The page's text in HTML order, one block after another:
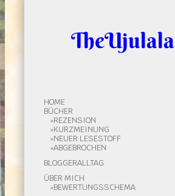
TheUjulala
HOME
BÜCHER
REZENSION
KURZMEINUNG
NEUER LESESTOFF
ABGEBROCHEN
BLOGGERALLTAG
ÜBER MICH
BEWERTUNGSSCHEMA